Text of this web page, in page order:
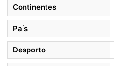
Continentes
País
Desporto